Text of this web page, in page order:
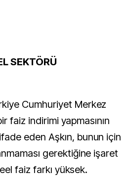
SEKTÖRÜ
Cumhuriyet Merkez
faiz indirimi yapmasının
eden Aşkın, bunun için
gerektiğine işaret
faiz farkı yüksek.